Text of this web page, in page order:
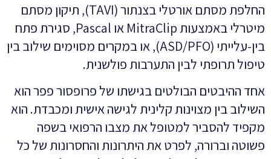
החלפת מסתם אורטלי בצנתור (TAVI), תיקון מסתם
מיטרלי באמצעות MitraClip או Pascal, סגירת פתח
בין-עלייתי (ASD/PFO), או במקרים מסוימים שילוב בין
טיפול תרופתי לבין התערבות פולשנית.
אחד ההיבטים הבולטים בגישתו של פרופסור פפר הוא
השילוב בין מצוינות קלינית לגישה אישית ומכבדת. הוא
מקפיד להסביר למטופל את מצבו הרפואי בשפה
פשוטה וברורה, לפרט את היתרונות והחסרונות של כל